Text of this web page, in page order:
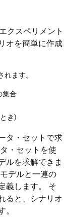
クスペリメント
オを簡単に作成
ます。
集合
き)
タ・セットで求
・セットを使
ルを求解できま
デルと一連の
義します。 そ
ると、シナリオ